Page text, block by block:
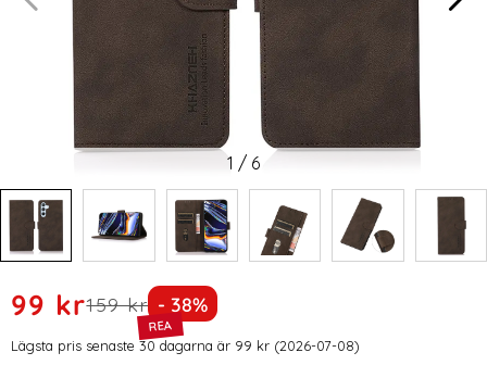
1 / 6
Handla denna produkt KHAZNEH Galaxy S24 Fodral Retro
rea pris
99 krtidigare pris
159 kr Priset är nedsatt med
- 38%
Prishistorik
Lägsta pris senaste 30 dagarna är 99 kr (2026-07-08)